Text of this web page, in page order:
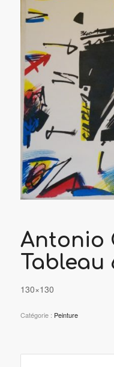
Antonio
Tableau
130×130
Catégorie : Peinture